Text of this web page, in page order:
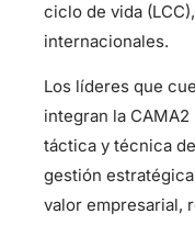
ciclo de vida
internacionales.
Los líderes que
integran la
táctica y técnica
gestión
valor empresarial,